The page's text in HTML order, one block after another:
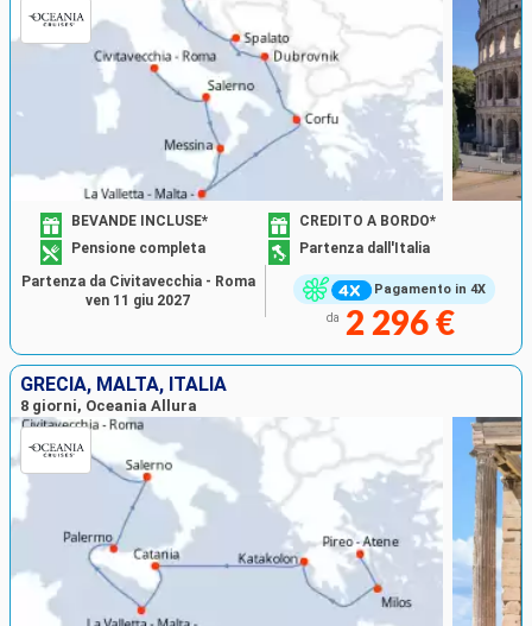
Pagamento in 4X
BEVANDE INCLUSE*
CREDITO A BORDO*
Pensione completa
Partenza dall'Italia
da 2 296 €
Partenza da Civitavecchia - Roma
ven 11 giu 2027
GRECIA, MALTA, ITALIA
8 giorni, Oceania Allura